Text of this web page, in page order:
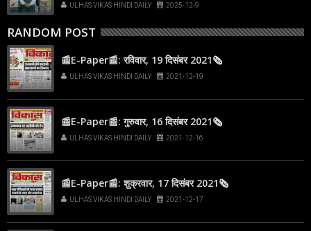
ULHAS VIKAS HINDI DAILY 2025-12-9
RANDOM POST
📰E-Paper📰: रविवार, 19 दिसंबर 2021🗞
ULHAS VIKAS HINDI DAILY 2021-12-19
📰E-Paper📰: गुरुवार, 16 दिसंबर 2021🗞
ULHAS VIKAS HINDI DAILY 2021-12-16
📰E-Paper📰: शुक्रवार, 17 दिसंबर 2021🗞
ULHAS VIKAS HINDI DAILY 2021-12-17